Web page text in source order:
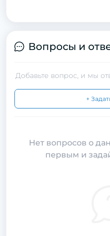
Вопросы и
Добавьте вопрос, и мы
+
Нет вопросов о
первым и